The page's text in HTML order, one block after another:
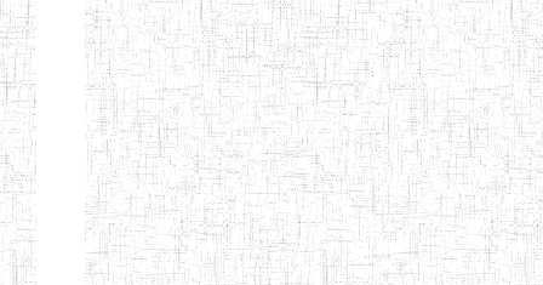
Afficher Page 9 sur 13 Total: 307
INSTITUTEURS
ST ANDRE
ENIEG PRIVEE
LAIQUE
PEKEKUE
04/06/2015 ENIEG